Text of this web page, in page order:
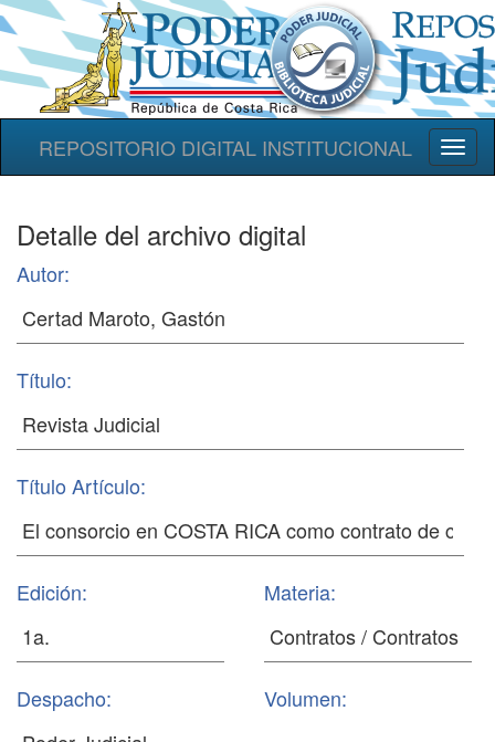
REPOSITORIO DIGITAL INSTITUCIONAL
Detalle del archivo digital
Autor:
Título:
Título Artículo:
Edición: Materia:
Despacho: Volumen: